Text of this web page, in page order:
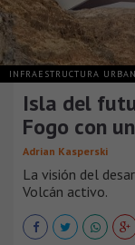
INFRAESTRUCTURA
Isla del
Fogo con
Adrian Kasperski
La visión del
Volcán activo.